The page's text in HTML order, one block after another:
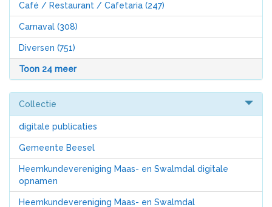
Café / Restaurant / Cafetaria (247)
Carnaval (308)
Diversen (751)
Toon 24 meer
Collectie
digitale publicaties
Gemeente Beesel
Heemkundevereniging Maas- en Swalmdal digitale
opnamen
Heemkundevereniging Maas- en Swalmdal